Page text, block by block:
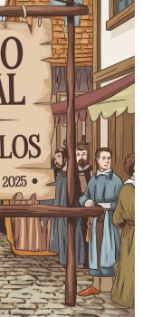
v
e
n
t
o
s